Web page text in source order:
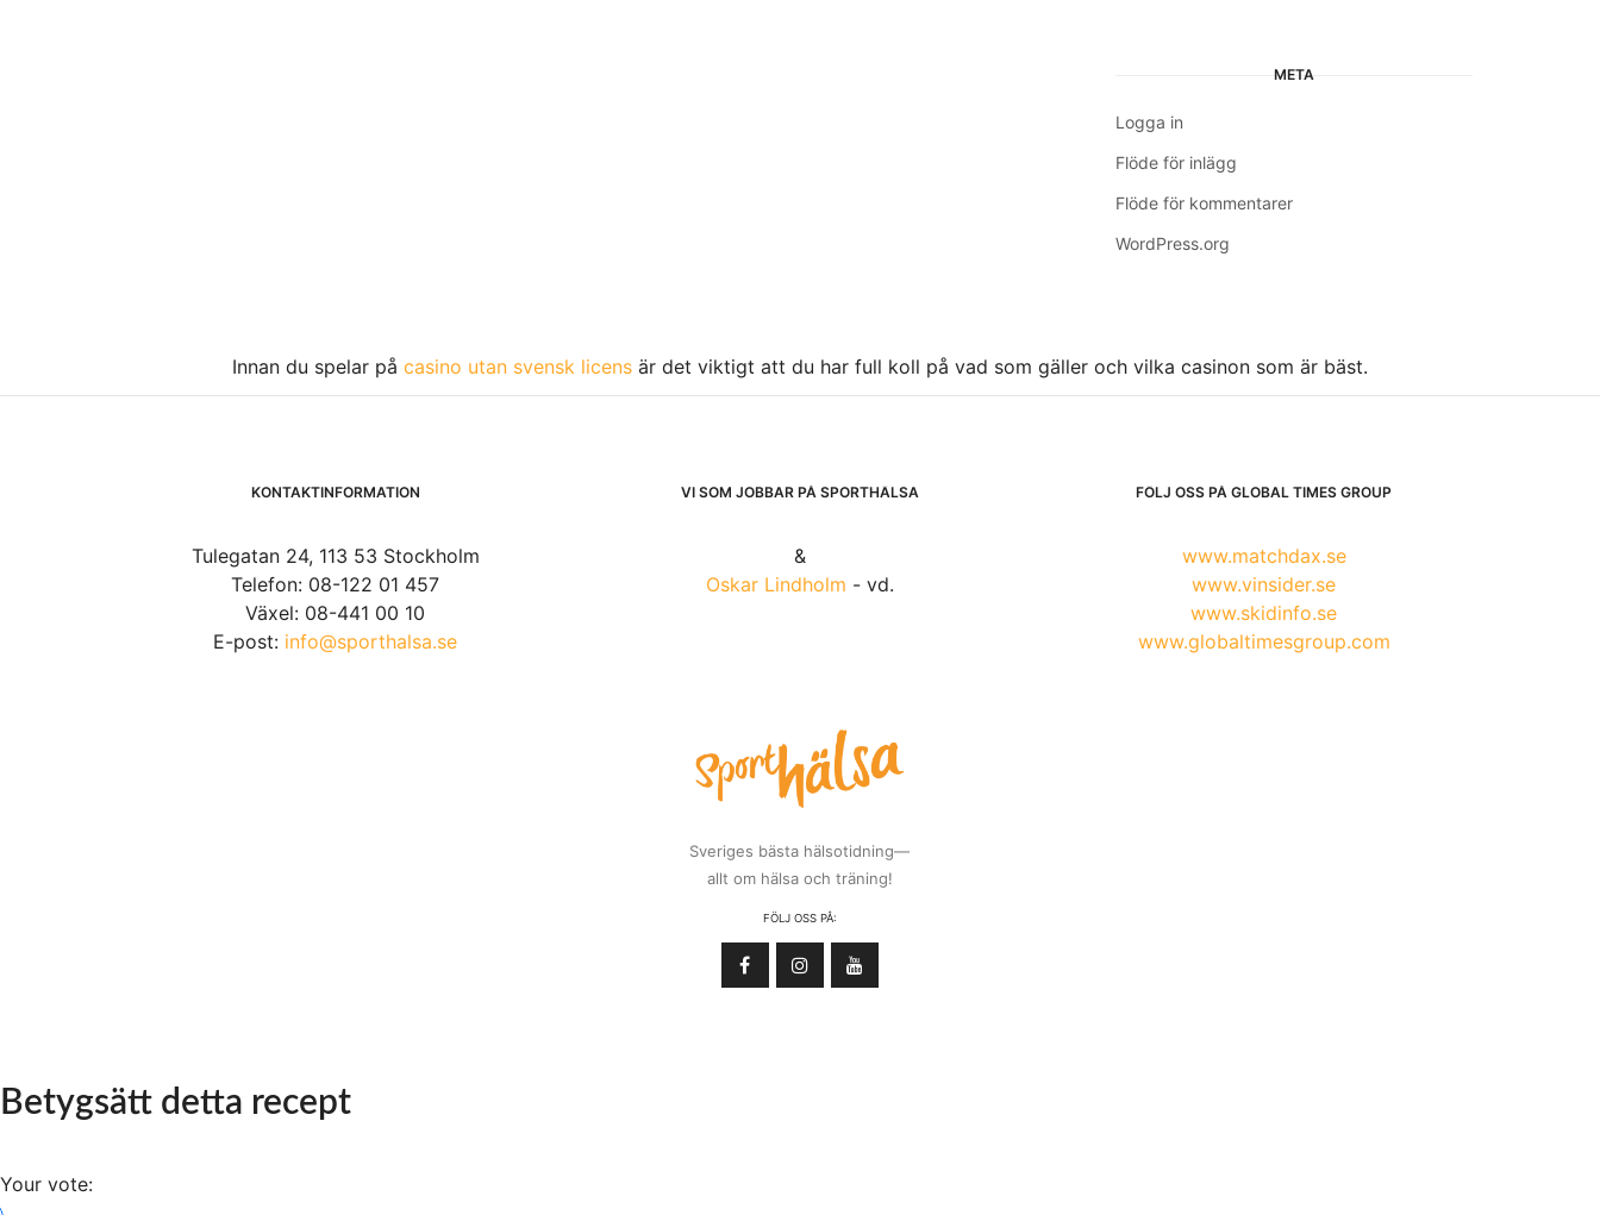
META
Logga in
Flöde för inlägg
Flöde för kommentarer
WordPress.org
Innan du spelar på casino utan svensk licens är det viktigt att du har full koll på vad som gäller och vilka casinon som är bäst.
KONTAKTINFORMATION
Tulegatan 24, 113 53 Stockholm
Telefon: 08-122 01 457
Växel: 08-441 00 10
E-post: info@sporthalsa.se
VI SOM JOBBAR PÅ SPORTHÄLSA
&
Oskar Lindholm - vd.
Sveriges bästa hälsotidning—
allt om hälsa och träning!
FÖLJ OSS PÅ:
FÖLJ OSS PÅ GLOBAL TIMES GROUP
www.matchdax.se
www.vinsider.se
www.skidinfo.se
www.globaltimesgroup.com
Betygsätt detta recept
Your vote: